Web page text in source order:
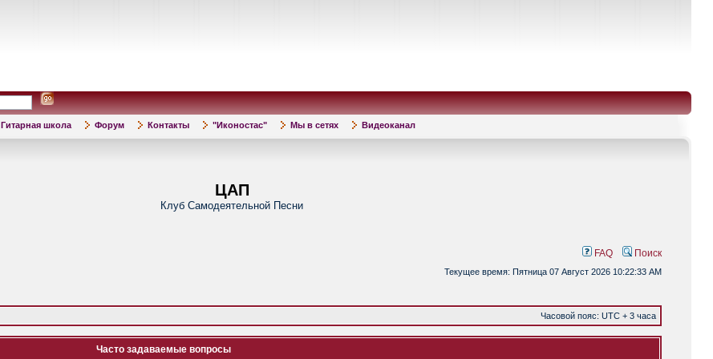
Гитарная школа Форум Контакты "Иконостас" Мы в сетях Видеоканал
ЦАП
Клуб Самодеятельной Песни
FAQ Поиск
Текущее время: Пятница 07 Август 2026 10:22:33 AM
Часовой пояс: UTC + 3 часа
Часто задаваемые вопросы